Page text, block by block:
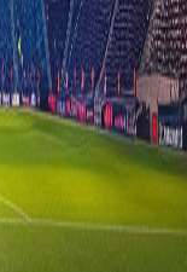
strijd aan met
en wordt